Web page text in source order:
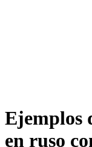
Ejemplos
en ruso